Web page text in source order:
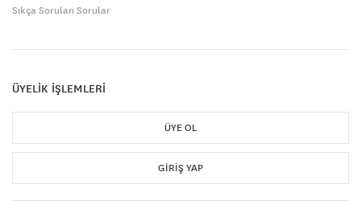
Sıkça Sorulan Sorular
ÜYELİK İŞLEMLERİ
ÜYE OL
GIRIŞ YAP